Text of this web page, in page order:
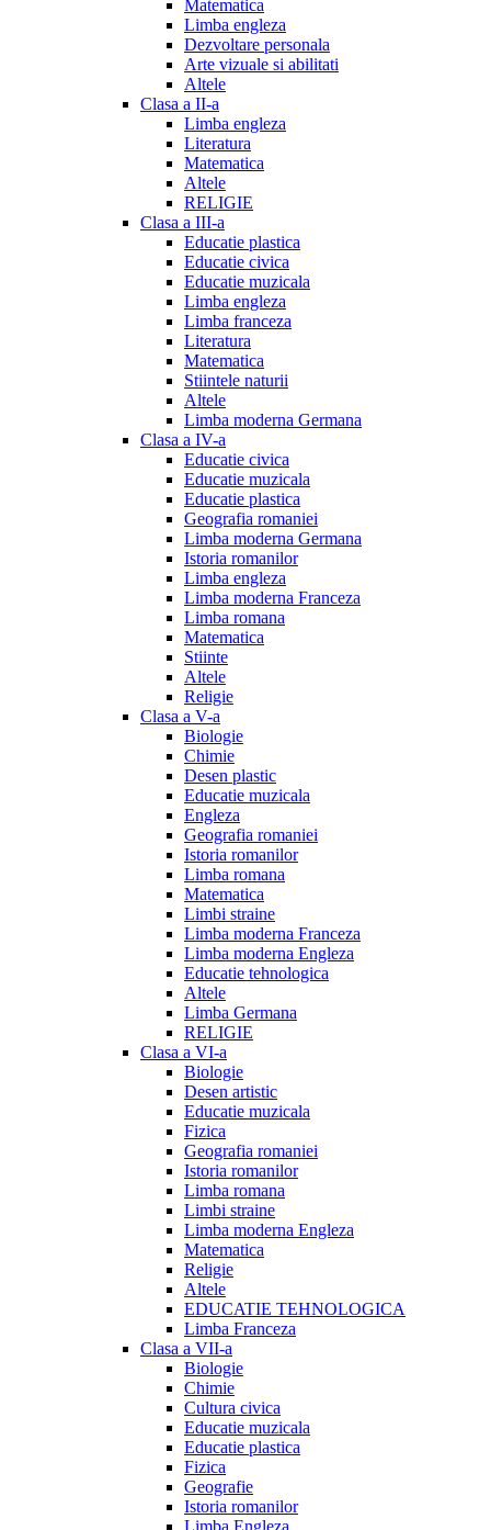
Matematica
Limba engleza
Dezvoltare personala
Arte vizuale si abilitati
Altele
Clasa a II-a
Limba engleza
Literatura
Matematica
Altele
RELIGIE
Clasa a III-a
Educatie plastica
Educatie civica
Educatie muzicala
Limba engleza
Limba franceza
Literatura
Matematica
Stiintele naturii
Altele
Limba moderna Germana
Clasa a IV-a
Educatie civica
Educatie muzicala
Educatie plastica
Geografia romaniei
Limba moderna Germana
Istoria romanilor
Limba engleza
Limba moderna Franceza
Limba romana
Matematica
Stiinte
Altele
Religie
Clasa a V-a
Biologie
Chimie
Desen plastic
Educatie muzicala
Engleza
Geografia romaniei
Istoria romanilor
Limba romana
Matematica
Limbi straine
Limba moderna Franceza
Limba moderna Engleza
Educatie tehnologica
Altele
Limba Germana
RELIGIE
Clasa a VI-a
Biologie
Desen artistic
Educatie muzicala
Fizica
Geografia romaniei
Istoria romanilor
Limba romana
Limbi straine
Limba moderna Engleza
Matematica
Religie
Altele
EDUCATIE TEHNOLOGICA
Limba Franceza
Clasa a VII-a
Biologie
Chimie
Cultura civica
Educatie muzicala
Educatie plastica
Fizica
Geografie
Istoria romanilor